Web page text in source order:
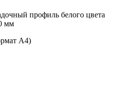
профиль белого цвета
мм
А4)